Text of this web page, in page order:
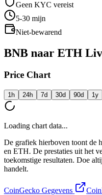
Geen KYC vereist
5-30 mijn
Niet-bewarend
BNB naar ETH
Price Chart
1h 24h 7d 30d 90d 1y
Loading chart data...
De grafiek hierboven toont de
en ETH. De prestaties uit het
toekomstige resultaten. Doe
handelt.
CoinGecko Gegevens